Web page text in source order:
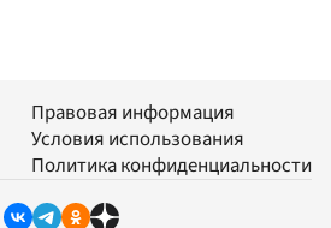
Правовая информация
Условия использования
Политика конфиденциальности